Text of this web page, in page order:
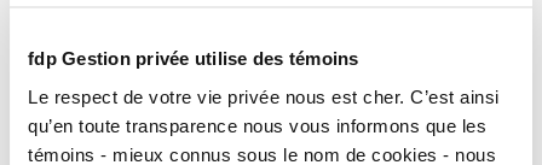
fdp Gestion privée utilise des témoins
Le respect de votre vie privée nous est cher. C’est ainsi
qu’en toute transparence nous vous informons que les
témoins - mieux connus sous le nom de cookies - nous
Obtenez plus d’information sur l’inscription d’un conseiller en
Équipes